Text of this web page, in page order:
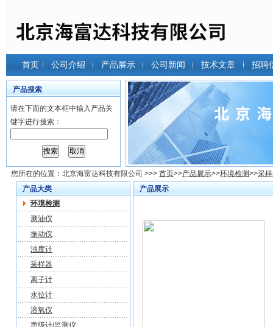
首页 公司介绍 产品展示 公司新闻 技术文章 招聘
产品搜索
请在下面的文本框中输入产品关
键字进行搜索：
您所在的位置： 北京海富达科技有限公司 >>> 首页>>产品展示>>环境检测>>采
产品大类
环境检测
测油仪
振动仪
浊度计
采样器
离子计
水位计
溶氧仪
声级计/监测仪
产品展示